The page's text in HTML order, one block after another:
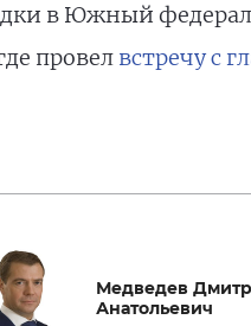
в Южный
провел встречу с
Медведев
Анатольевич